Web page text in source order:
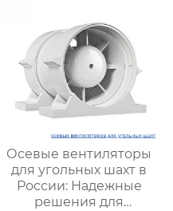
Осевые вентиляторы
для угольных шахт в
России: Надежные
решения для